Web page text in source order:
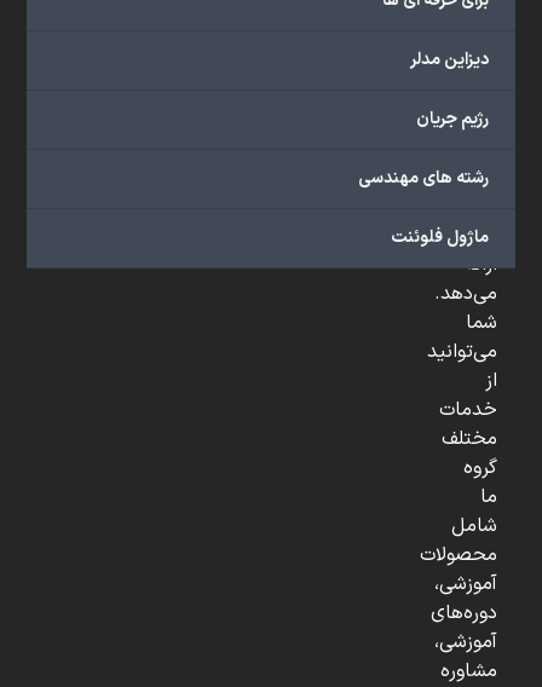
دیزاین مدلر
رژیم جریان
رشته های مهندسی
ماژول فلوئنت
با
دانشگاهی،
صنعتی
...
ارائه
می‌دهد.
شما
می‌توانید
از
خدمات
مختلف
گروه
ما
شامل
محصولات
آموزشی،
دوره‌های
آموزشی،
مشاوره